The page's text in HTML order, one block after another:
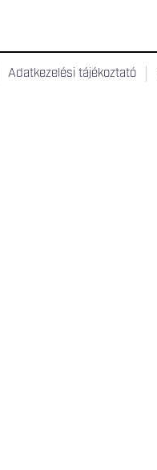
Adatkezelési tájékoztató